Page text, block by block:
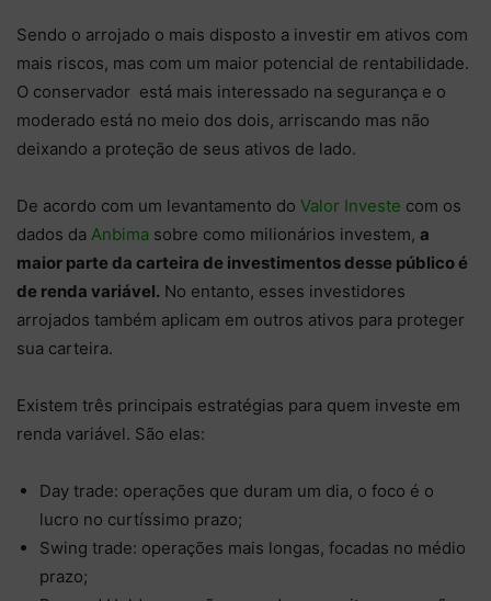
Sendo o arrojado o mais disposto a investir em ativos com
mais riscos, mas com um maior potencial de rentabilidade.
O conservador está mais interessado na segurança e o
moderado está no meio dos dois, arriscando mas não
deixando a proteção de seus ativos de lado.
De acordo com um levantamento do Valor Investe com os
dados da Anbima sobre como milionários investem, a
maior parte da carteira de investimentos desse público é
de renda variável. No entanto, esses investidores
arrojados também aplicam em outros ativos para proteger
sua carteira.
Existem três principais estratégias para quem investe em
renda variável. São elas:
Day trade: operações que duram um dia, o foco é o
lucro no curtíssimo prazo;
Swing trade: operações mais longas, focadas no médio
prazo;